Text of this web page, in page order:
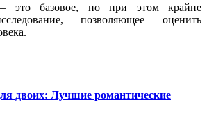
это базовое, но при этом крайне
позволяющее оценить
двоих: Лучшие романтические